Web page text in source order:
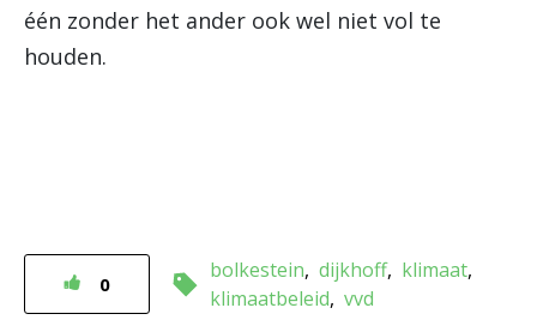
één zonder het ander ook wel niet vol te
houden.
0
bolkestein dijkhoff klimaat
klimaatbeleid vvd